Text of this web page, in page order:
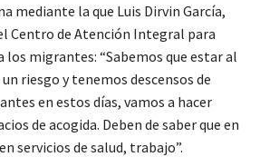
mediante la que Luis Dirvin García,
Centro de Atención Integral para
los migrantes: “Sabemos que estar al
riesgo y tenemos descensos de
en estos días, vamos a hacer
de acogida. Deben de saber que en
servicios de salud, trabajo”.